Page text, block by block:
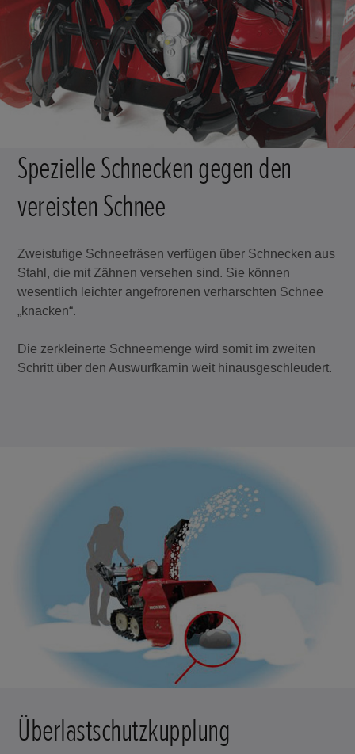
Spezielle Schnecken gegen den
vereisten Schnee
Zweistufige Schneefräsen verfügen über Schnecken aus
Stahl, die mit Zähnen versehen sind. Sie können
wesentlich leichter angefrorenen verharschten Schnee
„knacken“.
Die zerkleinerte Schneemenge wird somit im zweiten
Schritt über den Auswurfkamin weit hinausgeschleudert.
Überlastschutzkupplung